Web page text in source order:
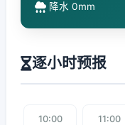
降水 0mm
逐小时预报
10:00 11:00